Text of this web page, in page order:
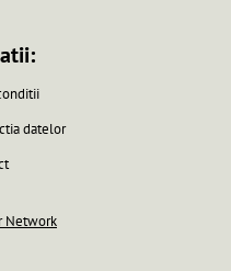
datelor
Network